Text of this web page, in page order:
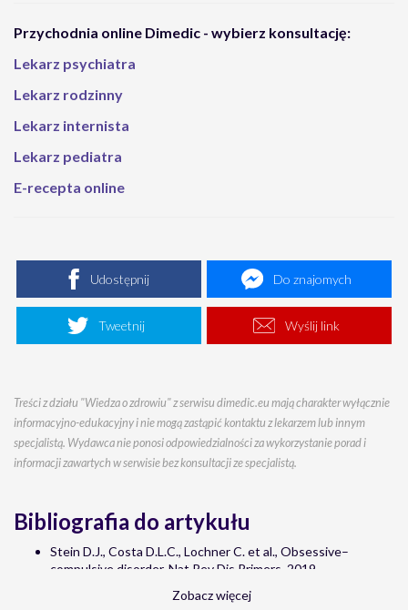
Przychodnia online Dimedic - wybierz konsultację:
Lekarz psychiatra
Lekarz rodzinny
Lekarz internista
Lekarz pediatra
E-recepta online
Udostępnij Do znajomych
Tweetnij Wyślij link
Treści z działu "Wiedza o zdrowiu" z serwisu dimedic.eu mają charakter wyłącznie
informacyjno-edukacyjny i nie mogą zastąpić kontaktu z lekarzem lub innym
specjalistą. Wydawca nie ponosi odpowiedzialności za wykorzystanie porad i
informacji zawartych w serwisie bez konsultacji ze specjalistą.
Bibliografia do artykułu
Stein D.J., Costa D.L.C., Lochner C. et al., Obsessive–
compulsive disorder, Nat Rev Dis Primers, 2019
Dembińska, M. Mielimąka, Objawy lękowe w zaburzeniu
Zobacz więcej